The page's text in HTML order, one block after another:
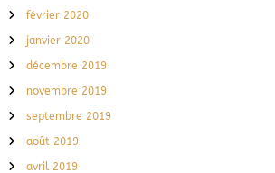
février 2020
janvier 2020
décembre 2019
novembre 2019
septembre 2019
août 2019
avril 2019